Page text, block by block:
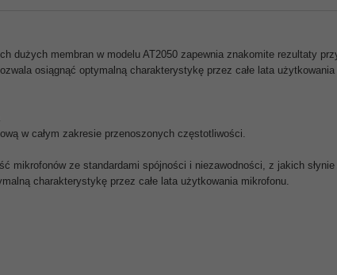
dużych membran w modelu AT2050 zapewnia znakomite rezultaty
osiągnąć optymalną charakterystykę przez całe lata
w całym zakresie przenoszonych częstotliwości.
mikrofonów ze standardami spójności i niezawodności, z jakich słynie
charakterystykę przez całe lata użytkowania mikrofonu.